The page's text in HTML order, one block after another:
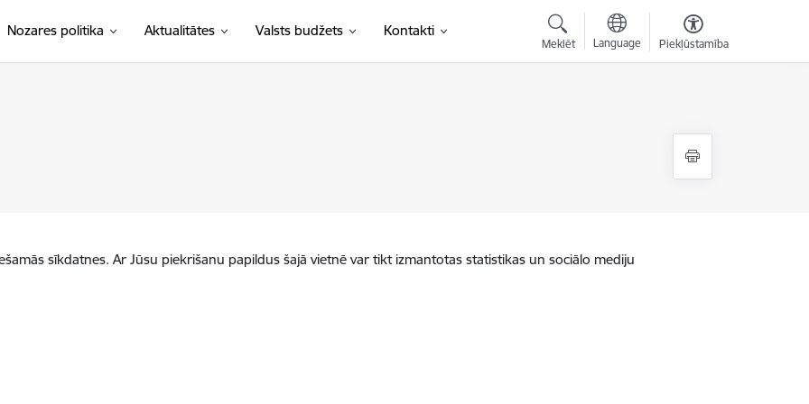
Nozares politika Aktualitātes Valsts budžets Kontakti
Meklēt Language Piekļūstamība
sīkdatnes. Ar Jūsu piekrišanu papildus šajā vietnē var tikt izmantotas statistikas un sociālo mediju